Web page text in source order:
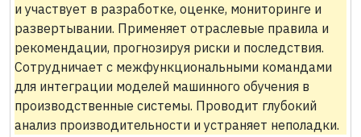
и участвует в разработке, оценке, мониторинге и
развертывании. Применяет отраслевые правила и
рекомендации, прогнозируя риски и последствия.
Сотрудничает с межфункциональными командами
для интеграции моделей машинного обучения в
производственные системы. Проводит глубокий
анализ производительности и устраняет неполадки.